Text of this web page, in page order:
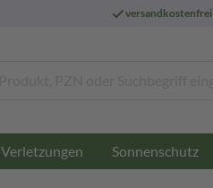
versandkostenfrei
Sonnenschutz